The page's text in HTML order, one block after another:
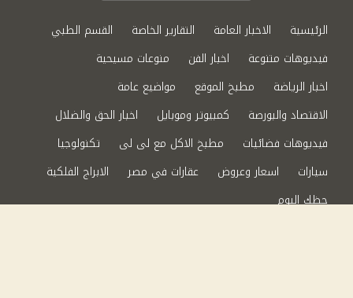
الرئيسية الاخبار العامة التقارير الخاصة
القسم الطبي
فيديوهات متنوعة
اخبار الفن
منوعات مسيحية
اخبار الرياضة
مطبخ الموقع
مواضيع عامة
الاقتصاد والبورصة
كمبيوتر وموبايل
اخبار الحق والضلال
فيديوهات فضائيات
مطبخ الاكل مع لى لى
تكنولوجيا
سيارات
اسعار وعروض عقارات في مصر
الابراج الفلكية
حظك اليوم